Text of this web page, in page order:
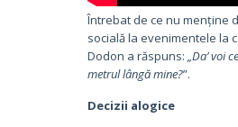
Întrebat de ce nu menține
socială la evenimentele la
Dodon a răspuns: „Da’ voi
metrul lângă mine?”.
Decizii alogice